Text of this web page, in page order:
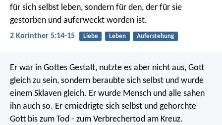
für sich selbst leben, sondern für den, der für sie
gestorben und auferweckt worden ist.
2 Korinther 5:14-15 Liebe Leben Auferstehung
Er war in Gottes Gestalt, nutzte es aber nicht aus, Gott
gleich zu sein, sondern beraubte sich selbst und wurde
einem Sklaven gleich. Er wurde Mensch und alle sahen
ihn auch so. Er erniedrigte sich selbst und gehorchte
Gott bis zum Tod - zum Verbrechertod am Kreuz.